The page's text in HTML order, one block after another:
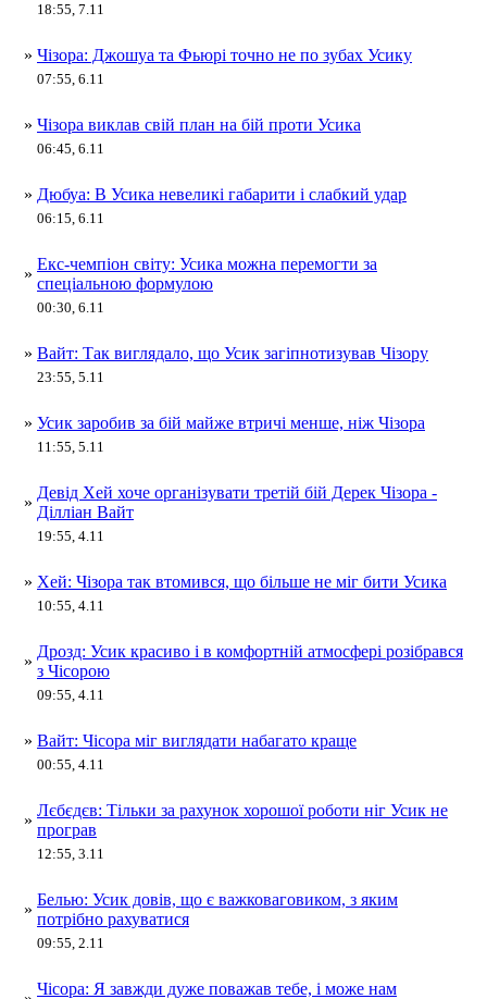
18:55, 7.11
» Чізора: Джошуа та Фьюрі точно не по зубах Усику
07:55, 6.11
» Чізора виклав свій план на бій проти Усика
06:45, 6.11
» Дюбуа: В Усика невеликі габарити і слабкий удар
06:15, 6.11
»
Екс-чемпіон світу: Усика можна перемогти за
спеціальною формулою
00:30, 6.11
» Вайт: Так виглядало, що Усик загіпнотизував Чізору
23:55, 5.11
» Усик заробив за бій майже втричі менше, ніж Чізора
11:55, 5.11
»
Девід Хей хоче організувати третій бій Дерек Чізора -
Ділліан Вайт
19:55, 4.11
» Хей: Чізора так втомився, що більше не міг бити Усика
10:55, 4.11
»
Дрозд: Усик красиво і в комфортній атмосфері розібрався
з Чісорою
09:55, 4.11
» Вайт: Чісора міг виглядати набагато краще
00:55, 4.11
»
Лєбєдєв: Тільки за рахунок хорошої роботи ніг Усик не
програв
12:55, 3.11
»
Белью: Усик довів, що є важковаговиком, з яким
потрібно рахуватися
09:55, 2.11
Чісора: Я завжди дуже поважав тебе, і може нам